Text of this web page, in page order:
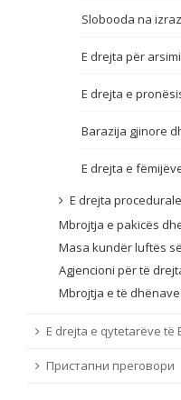
Slobooda na
E drejta për
E drejta e
Barazija gjinore
E drejta e
E drejta procedurale
Mbrojtja e pakicës
Masa kundër luftës
Agjencioni për të
Mbrojtja e të
E drejta e qytetarëve të
Пристапни преговори